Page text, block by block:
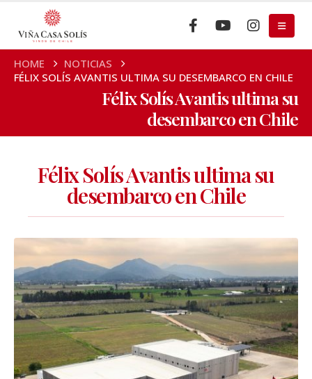
HOME
NOTICIAS
FÉLIX SOLÍS AVANTIS ULTIMA SU DESEMBARCO EN CHILE
Félix Solís Avantis ultima su
desembarco en Chile
Félix Solís Avantis ultima su
desembarco en Chile